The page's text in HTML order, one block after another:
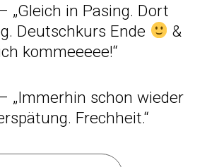
– „Gleich in Pasing. Dort
Deutschkurs Ende
&
kommeeeee!“
– „Immerhin schon wieder
Frechheit.“